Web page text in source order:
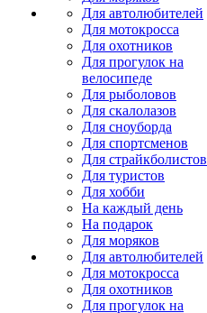
Для автолюбителей
Для мотокросса
Для охотников
Для прогулок на
велосипеде
Для рыболовов
Для скалолазов
Для сноуборда
Для спортсменов
Для страйкболистов
Для туристов
Для хобби
На каждый день
На подарок
Для моряков
Для автолюбителей
Для мотокросса
Для охотников
Для прогулок на